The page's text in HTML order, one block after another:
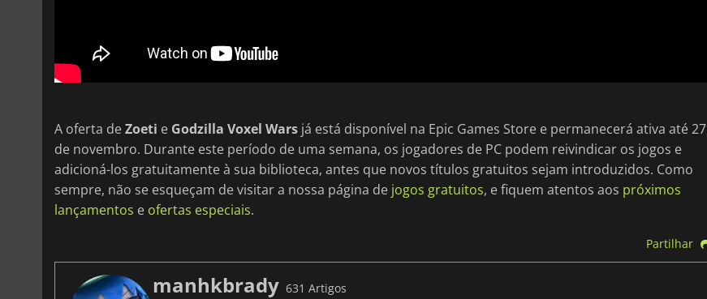
A oferta deZoeti e Godzilla Voxel Wars já está disponível na Epic Games Store e permanecerá ativa até 27
de novembro. Durante este período de uma semana, os jogadores de PC podem reivindicar os jogos e
adicioná-los gratuitamente à sua biblioteca, antes que novos títulos gratuitos sejam introduzidos. Como
sempre, não se esqueçam de visitar a nossa página de jogos gratuitos, e fiquem atentos aos próximos
lançamentos e ofertas especiais.
Partilhar
manhkbrady 631 Artigos